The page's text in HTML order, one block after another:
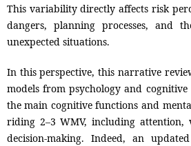
This variability directly affects risk
dangers, planning processes, and
unexpected situations.
In this perspective, this narrative
models from psychology and
the main cognitive functions and
riding 2–3 WMV, including attention,
decision-making. Indeed, an